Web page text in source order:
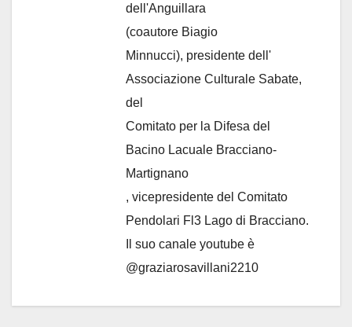
dell'Anguillara
(coautore Biagio
Minnucci), presidente dell'
Associazione Culturale Sabate,
del
Comitato per la Difesa del
Bacino Lacuale Bracciano-
Martignano
, vicepresidente del Comitato
Pendolari Fl3 Lago di Bracciano.
Il suo canale youtube è
@graziarosavillani2210